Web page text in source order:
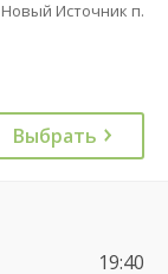
Новый Источник п.
Выбрать
19:40